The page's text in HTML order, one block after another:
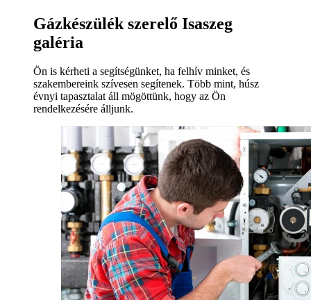
Gázkészülék szerelő Isaszeg
galéria
Ön is kérheti a segítségünket, ha felhív minket, és
szakembereink szívesen segítenek. Több mint, húsz
évnyi tapasztalat áll mögöttünk, hogy az Ön
rendelkezésére álljunk.